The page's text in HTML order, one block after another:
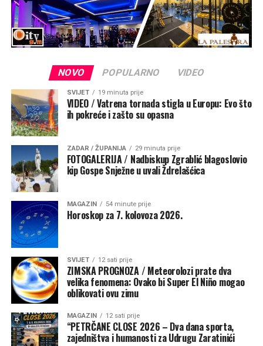
Nakon mise održana je procesija brodovima od
Ždrelašćice do Kukljice, a nadbiskup i svećenici
koncelebranti bili su u brodu u kojem se vozio Gospin kip
iz Ždrelašćice u župnu crkvu sv. Pavla u Kukljicu. Za
vrijeme plovidbe, brodovi su kružili oko broda u kojem je
Gospin kip koji je okićen zlatnim nakitom, brojnim
zavjetnim darovima.
NOVO POPULARNO VIDEO
SVIJET 19 minuta prije
VIDEO / Vatrena tornada stigla u Europu: Evo što
ih pokreće i zašto su opasna
ZADAR / ŽUPANIJA 29 minuta prije
FOTOGALERIJA / Nadbiskup Zgrablić blagoslovio
kip Gospe Snježne u uvali Ždrelašćica
MAGAZIN 54 minute prije
Horoskop za 7. kolovoza 2026.
SVIJET 12 sati prije
ZIMSKA PROGNOZA / Meteorolozi prate dva
velika fenomena: Ovako bi Super El Niño mogao
oblikovati ovu zimu
MAGAZIN 12 sati prije
“PETRČANE CLOSE 2026 – Dva dana sporta,
zajedništva i humanosti za Udrugu Zaratinići